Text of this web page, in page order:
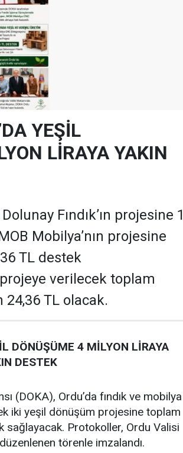
YEŞİL
LİRAYA YAKIN
Fındık’ın projesine 1
Mobilya’nın projesine
TL destek
verilecek toplam
TL olacak.
DÖNÜŞÜME 4 MİLYON LİRAYA
DESTEK
(DOKA), Ordu’da fındık ve mobilya
iki yeşil dönüşüm projesine toplam
Protokoller, Ordu Valisi
törenle imzalandı.